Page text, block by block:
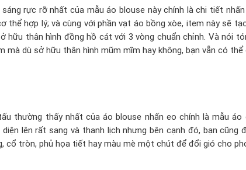
rực rỡ nhất của mẫu áo blouse này chính là chi tiết
thể hợp lý; và cùng với phần vạt áo bồng xòe, item này sẽ
hữu thân hình đồng hồ cát với 3 vòng chuẩn chỉnh. Và nói
mà dù sở hữu thân hình mũm mĩm hay không, bạn vẫn có
thường thấy nhất của áo blouse nhấn eo chính là mẫu
diện lên rất sang và thanh lịch nhưng bên cạnh đó, bạn cũng
cổ tròn, phủ họa tiết hay màu mè một chút để đổi gió cho